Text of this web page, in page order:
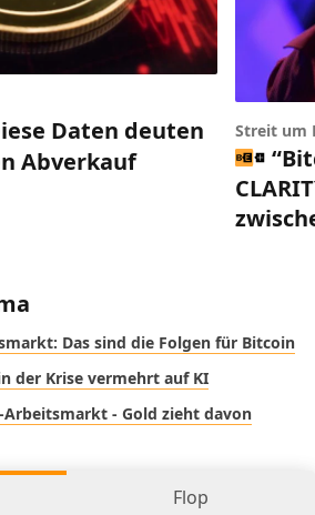
Daten deuten
Abverkauf
Streit um
Das sind die Folgen für Bitcoin
der Krise vermehrt auf KI
- Gold zieht davon
Flop